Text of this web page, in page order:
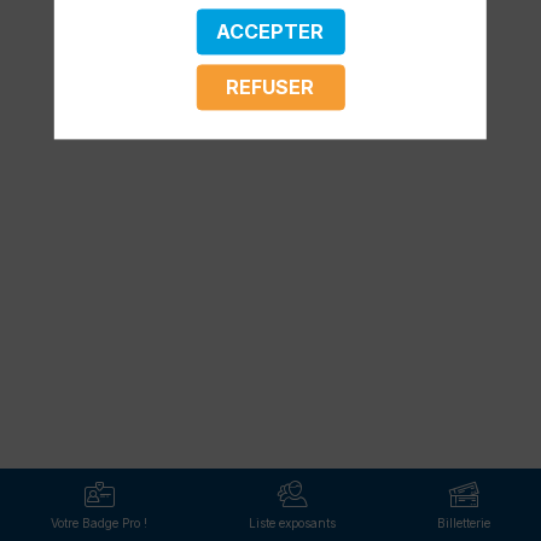
manquer aucune de ses interventions.
TOUTES LES SESSIONS
Votre Badge Pro ! Liste exposants Billetterie
ACCEPTER
REFUSER